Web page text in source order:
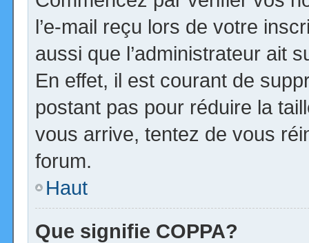
l’e-mail reçu lors de votre
aussi que l’administrateur ait
En effet, il est courant de
postant pas pour réduire la
vous arrive, tentez de vous
forum.
Haut
Que signifie COPPA?